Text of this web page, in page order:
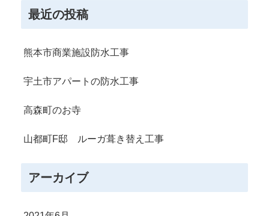
最近の投稿
熊本市商業施設防水工事
宇土市アパートの防水工事
高森町のお寺
山都町F邸 ルーガ葺き替え工事
アーカイブ